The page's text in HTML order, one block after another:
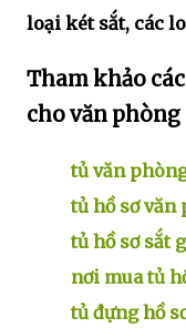
loại két sắt, các
Tham khảo
cho văn
tủ văn
tủ hồ sơ
tủ hồ sơ sắt
nơi mua tủ
tủ đựng hồ